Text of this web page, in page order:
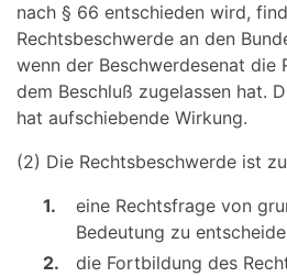
nach § 66 entschieden wird,
Rechtsbeschwerde an den
wenn der Beschwerdesenat die
dem Beschluß zugelassen hat.
hat aufschiebende Wirkung.
(2) Die Rechtsbeschwerde ist
1.
eine Rechtsfrage von
Bedeutung zu
2.
die Fortbildung des